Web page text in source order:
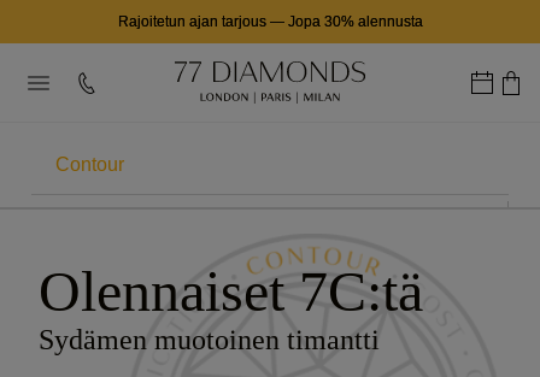
Rajoitetun ajan tarjous— Jopa 30% alennusta
Carat
Väri
Contour
Olennaiset 7C:tä
Sydämen muotoinen timantti